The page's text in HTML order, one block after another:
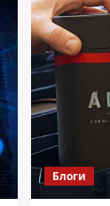
Блоги